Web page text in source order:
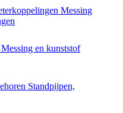
Messing
Messing en kunststof
Standpijpen,